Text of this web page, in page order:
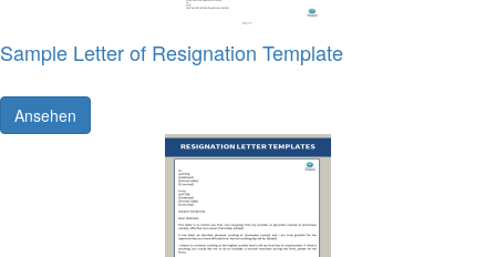
Sample Letter of Resignation Template
Ansehen